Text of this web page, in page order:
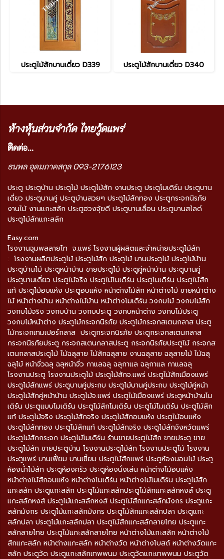
ประตูไม้สักบานเดี่ยว D339 ประตูไม้สักบานเดี่ยว D340
ห้างหุ้นส่วนจำกัด ไทยวู้ดแพร่
ติดต่อ...
ธนพล อุดมภาคสกุล 093-2176123
ประตู ประตูบ้าน ประตูไม้ ประตูไม้สัก งานประตู ประตูโมเดิร์น ประตูบาน
เดี่ยว ประตูบานคู่ ประตูบ้านสวยๆ ประตูไม้สักทอง ประตูกระจกนิรภัย
งานไม้ งานแกะสลัก ประตูฮวงจุ้ยดี ประตูบานเลื่อน ประตูบานสไลด์
ประตูไม้สักแกะสลัก
Easy.com
โรงงานจุมพลลายไท จ.แพร่ โรงงานผู้ผลิตและจำหน่ายประตูไม้สัก
: โรงงานผลิตประตูไม้ ประตูไม้สัก ประตูไม้ บานประตูไม้ ประตูไม้บ้าน
ประตูบ้านไม้ ประตูหน้าบ้าน ขายประตูไม้ ประตูคู่หน้าบ้าน ประตูบานคู่
ประตูบานเดี่ยว ประตูไม้จริง ประตูไม้โมเดิร์น ประตูโมเดิร์น ประตูไม้สัก
แท้ ประตูไม้อบแห้ง ประตูอบแห้ง หน้าต่างไม้สัก หน้าต่างไม้ ขายหน้าต่าง
ไม้ หน้าต่างบ้าน หน้าต่างไม้บ้าน หน้าต่างโมเดิร์น วงกบไม้ วงกบไม้สัก
วงกบไม้จริง วงกบบ้าน วงกบประตู วงกบหน้าต่าง วงกบไม้ประตู
วงกบไม้หน้าต่าง ประตูไม้กระจกนิรภัย ประตูไม้กระจกสเตนกลาส ประตู
ไม้กระจกเทมเปอร์กลาส ประตูกระจกนิรภัย ประตูกระจกสเตนกลาส
กระจกนิรภัยประตู กระจกสเตนกลาสประตู กระจกนิรภัยประตูไม้ กระจกส
เตนกลาสประตูไม้ ไม้ฉลุลาย ไม้สักฉลุลาย งานฉลุลาย ฉลุลายไม้ ไม้ฉลุ
ฉลุไม้ หน้าจั่วฉลุ ฉลุหน้าจั่ว กาแลฉลุ ฉลุกาแล ฉลุกาแล กาแลฉลุ
โรงงานประตู โรงงานประตูไม้ ประตูไม้สักจ.แพร่ ประตูไม้สักเมืองแพร่
ประตูไม้สักแพร่ ประตูบานคู่ประกบ ประตูไม้บานคู่ประกบ ประตูไม้คู่หน้า
ประตูไม้สักคู่หน้าบ้าน ประตูไม้จ.แพร่ ประตูไม้เมืองแพร่ ประตูหน้าบ้านโม
เดิร์น ประตูแบบโมเดิร์น ประตูไม้สักโมเดิร์น ประตูไม้โมเดิร์น ประตูไม้สัก
แท้ ประตูไม้จริง ประตูไม้สักจริง ประตูไม้สักอบแห้ง ประตูไม้อบแห้ง
ประตูไม้สักทอง ประตูไม้สักแท้ ประตูไม้สักจริง ประตูไม้สักจังหวัดแพร่
ประตูไม้สักกระจก ประตูไม้โมเดิร์น ร้านขายประตูไม้สัก ขายประตู ขาย
ประตูไม้สัก ขายประตูบ้าน โรงงานประตูไม้สัก โรงงานประตูไม้ โรงงาน
ประตูแพร่ บานเฟี้ยม บานเซี้ยม ประตูไม้สักแพร่ ประตูห้องนอนไม้ ประตู
ห้องน้ำไม้สัก ประตูห้องครัว ประตูห้องนั่งเล่น หน้าต่างไม้อบแห้ง
หน้าต่างไม้สักอบแห้ง หน้าต่างโมเดิร์น หน้าต่างไม้โมเดิร์น ประตูไม้สัก
แกะสลัก ประตูแกะสลัก ประตูไม้แกะสลักประตูไม้สักแกะสลักหงส์ ประตู
แกะสลักหงส์ ประตูไม้แกะสลักหงส์ ประตูไม้สักแกะสลักมังกร ประตูแกะ
สลักมังกร ประตูไม้แกะสลักมังกร ประตูไม้สักแกะสลักปลา ประตูแกะ
สลักปลา ประตูไม้แกะสลักปลา ประตูไม้สักแกะสลักลายไทย ประตูแกะ
สลักลายไทย ประตูไม้แกะสลักลายไทย หน้าต่างไม้แกะสลัก หน้าต่างไม้
สักแกะสลัก หน้าต่างแกะสลัก หน้าต่างวัด หน้าต่างโบสถ์ หน้าต่างวัดแกะ
สลัก ประตูวัด ประตูแกะสลักเทพพนม ประตูวัดแกะเทพพนม ประตูวัด